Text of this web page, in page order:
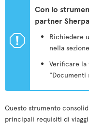
ü
Con lo
partner
Richiedere
nella
Verificare la
Questo strumento
principali requisiti di